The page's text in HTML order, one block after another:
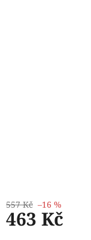
557 Kč –16 %
463 Kč